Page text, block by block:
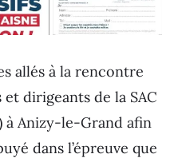
allés à la rencontre
dirigeants de la SAC
à Anizy-le-Grand afin
dans l’épreuve que